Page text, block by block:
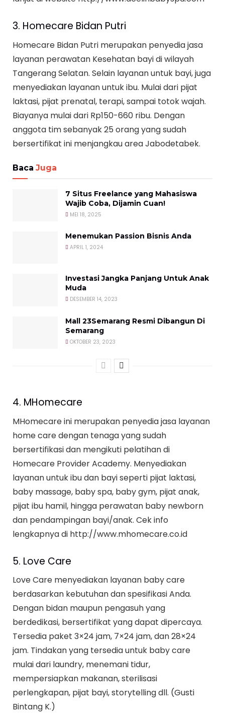
3. Homecare Bidan Putri
Homecare Bidan Putri merupakan penyedia jasa
layanan perawatan Kesehatan bayi di wilayah
Tangerang Selatan. Selain layanan untuk bayi, juga
menyediakan layanan untuk ibu. Mulai dari pijat
laktasi, pijat prenatal, terapi, sampai totok wajah.
Biayanya mulai dari Rp150-660 ribu. Dengan
anggota tim sebanyak 25 orang yang sudah
bersertifikat ini menjangkau area Jabodetabek.
Baca Juga
7 Situs Freelance yang Mahasiswa
Wajib Coba, Dijamin Cuan!
MEI 18, 2025
Menemukan Passion Bisnis Anda
APRIL 1, 2024
Investasi Jangka Panjang Untuk Anak
Muda
DESEMBER 14, 2023
Mall 23Semarang Resmi Dibangun Di
Semarang
OKTOBER 23, 2023
4. MHomecare
MHomecare ini merupakan penyedia jasa layanan
home care dengan tenaga yang sudah
bersertifikasi dan mengikuti pelatihan di
Homecare Provider Academy. Menyediakan
layanan untuk ibu dan bayi seperti pijat laktasi,
baby massage, baby spa, baby gym, pijat anak,
pijat ibu hamil, hingga perawatan baby newborn
dan pendampingan bayi/anak. Cek info
lengkapnya di http://www.mhomecare.co.id
5. Love Care
Love Care menyediakan layanan baby care
berdasarkan kebutuhan dan spesifikasi Anda.
Dengan bidan maupun pengasuh yang
berdedikasi, bersertifikat yang dapat dipercaya.
Tersedia paket 3×24 jam, 7×24 jam, dan 28×24
jam. Tindakan yang tersedia untuk baby care
mulai dari laundry, menemani tidur,
mempersiapkan makanan, sterilisasi
perlengkapan, pijat bayi, storytelling dll. (Gusti
Bintang K.)